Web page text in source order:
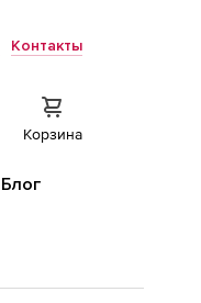
Контакты
Корзина
Блог